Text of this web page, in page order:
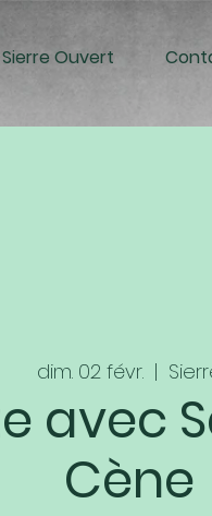
Ouvert
dim. 02 févr.
  |
avec
Cène